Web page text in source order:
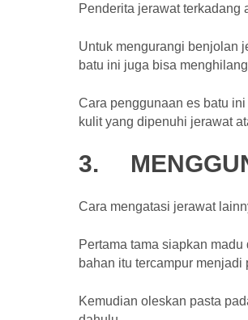
Penderita jerawat terkadang
Untuk mengurangi benjolan
batu ini juga bisa
Cara penggunaan es batu
kulit yang dipenuhi jerawat
3.
Cara mengatasi jerawat
Pertama tama siapkan
bahan itu tercampur menjadi
Kemudian oleskan pasta